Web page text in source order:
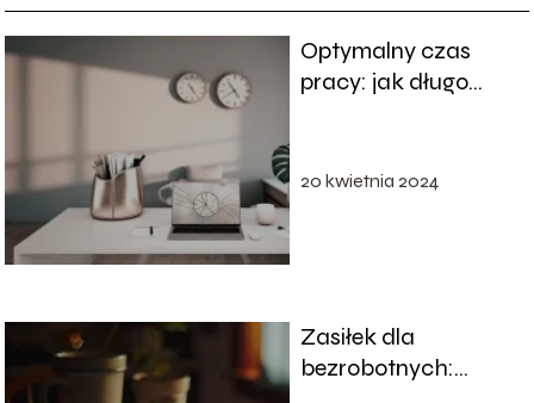
Optymalny czas
pracy: jak długo
20 kwietnia 2024
Zasiłek dla
bezrobotnych: